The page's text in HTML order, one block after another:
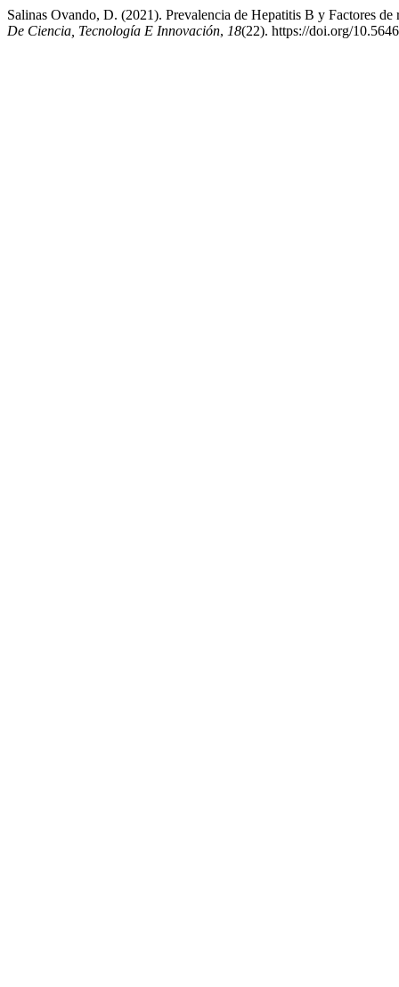
Salinas Ovando, D. (2021). Prevalencia de Hepatitis B y Factores
De Ciencia, Tecnología E Innovación, 18(22). https://doi.org/